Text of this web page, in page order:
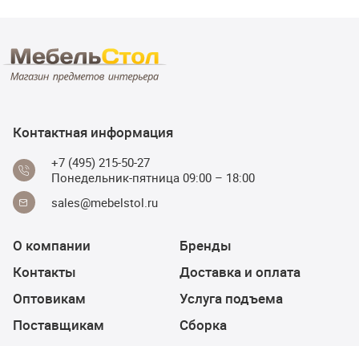
Контактная информация
+7 (495) 215-50-27
Понедельник-пятница 09:00 – 18:00
sales@mebelstol.ru
О компании
Контакты
Оптовикам
Поставщикам
Бренды
Доставка и оплата
Услуга подъема
Сборка